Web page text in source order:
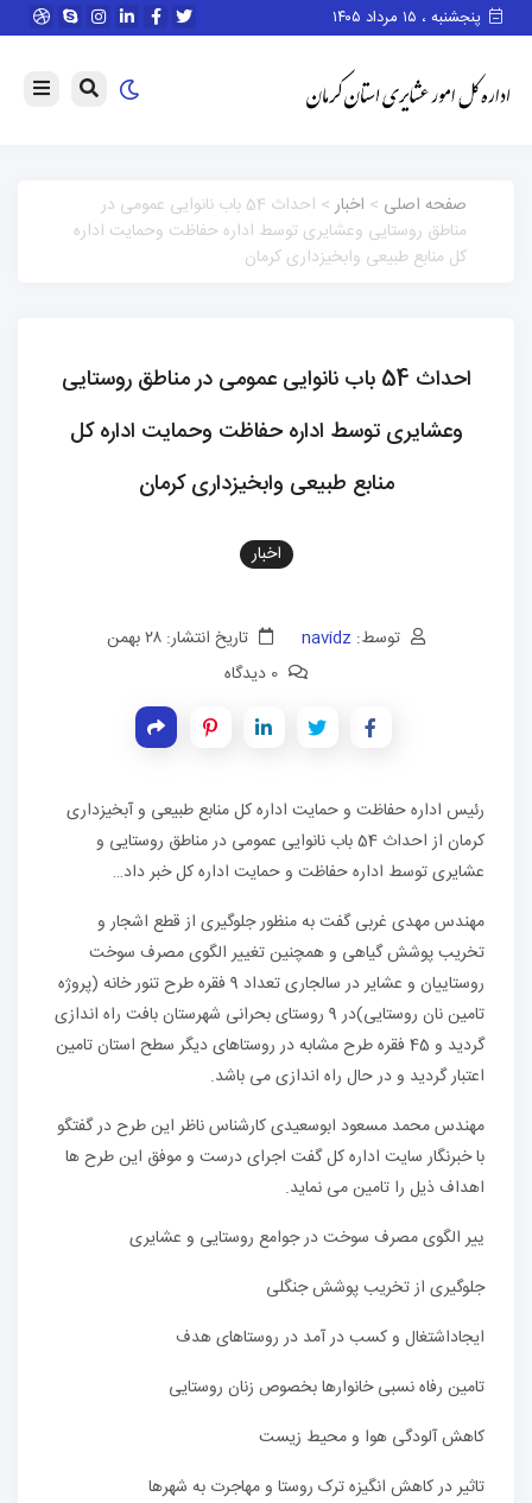
پنجشنبه ، ۱۵ مرداد ۱۴۰۵
صفحه اصلی > اخبار
> احداث 54 باب نانوایی عمومی در
مناطق روستایی وعشایری توسط اداره حفاظت وحمایت اداره
کل منابع طبیعی وابخیزداری کرمان
احداث 54 باب نانوایی عمومی در مناطق روستایی
وعشایری توسط اداره حفاظت وحمایت اداره کل
منابع طبیعی وابخیزداری کرمان
اخبار
توسط: navidz
تاریخ انتشار: ۲۸ بهمن
رئیس اداره حفاظت و حمایت اداره کل منابع طبیعی و آبخیزداری
کرمان از احداث 54 باب نانوایی عمومی در مناطق روستایی و
عشایری توسط اداره حفاظت و حمایت اداره کل خبر داد…
مهندس مهدی غربی گفت به منظور جلوگیری از قطع اشجار و
تخریب پوشش گیاهی و همچنین تغییر الگوی مصرف سوخت
روستاییان و عشایر در سالجاری تعداد 9 فقره طرح تنور خانه (پروژه
تامین نان روستایی)در 9 روستای بحرانی شهرستان بافت راه اندازی
گردید و 45 فقره طرح مشابه در روستاهای دیگر سطح استان تامین
اعتبار گردید و در حال راه اندازی می باشد.
مهندس محمد مسعود ابوسعیدی کارشناس ناظر این طرح در گفتگو
با خبرنگار سایت اداره کل گفت اجرای درست و موفق این طرح ها
اهداف ذیل را تامین می نماید.
ییر الگوی مصرف سوخت در جوامع روستایی و عشایری
جلوگیری از تخریب پوشش جنگلی
ایجاداشتغال و کسب در آمد در روستاهای هدف
تامین رفاه نسبی خانوارها بخصوص زنان روستایی
کاهش آلودگی هوا و محیط زیست
تاثیر در کاهش انگیزه ترک روستا و مهاجرت به شهرها